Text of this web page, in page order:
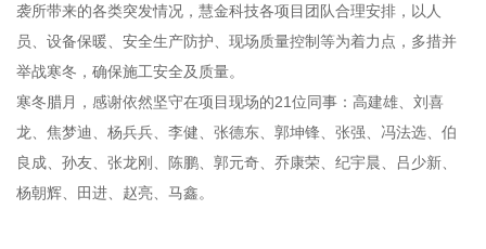
袭所带来的各类突发情况，慧金科技各项目团队合理安排，以人
员、设备保暖、安全生产防护、现场质量控制等为着力点，多措并
举战寒冬，确保施工安全及质量。
寒冬腊月，感谢依然坚守在项目现场的21位同事：高建雄、刘喜
龙、焦梦迪、杨兵兵、李健、张德东、郭坤锋、张强、冯法选、伯
良成、孙友、张龙刚、陈鹏、郭元奇、乔康荣、纪宇晨、吕少新、
杨朝辉、田进、赵亮、马鑫。